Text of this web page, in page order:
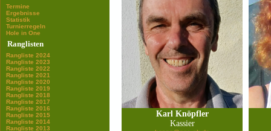
Termine
Ergebnisse
Statistik
Turnierregeln
Hole in One
Ranglisten
Rangliste 2024
Rangliste 2023
Rangliste 2022
Rangliste 2021
Rangliste 2020
Rangliste 2019
Rangliste 2018
Rangliste 2017
Rangliste 2016
Rangliste 2015
Rangliste 2014
Rangliste 2013
Karl Knöpfler
Kassier